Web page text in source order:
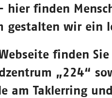
hier finden
gestalten wir ein
finden
„224“
am Taklerring